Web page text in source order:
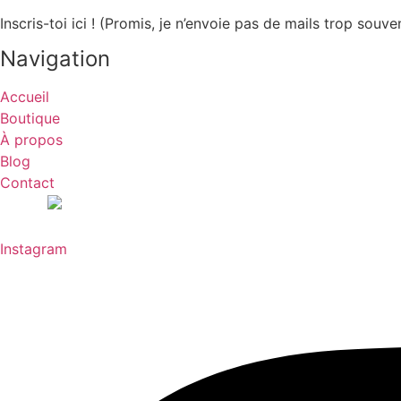
Inscris-toi ici ! (Promis, je n’envoie pas de mails trop
Navigation
Accueil
Boutique
À propos
Blog
Contact
Instagram